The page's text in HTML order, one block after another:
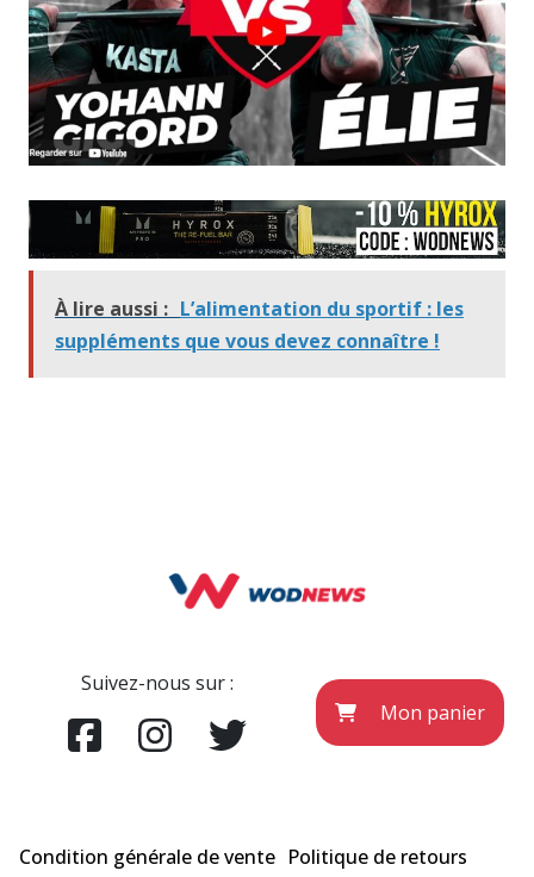
À lire aussi : L’alimentation du sportif : les
suppléments que vous devez connaître !
Suivez-nous sur :
Mon panier
Condition générale de vente Politique de retours